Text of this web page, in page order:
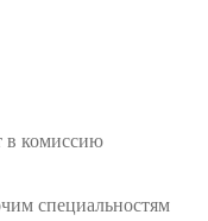
в комиссию
специальностям